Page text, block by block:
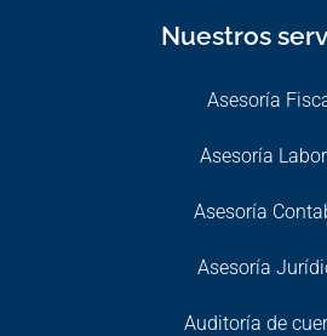
Nuestros
Asesoría
Asesoría
Asesoría
Asesoría
Auditoría de